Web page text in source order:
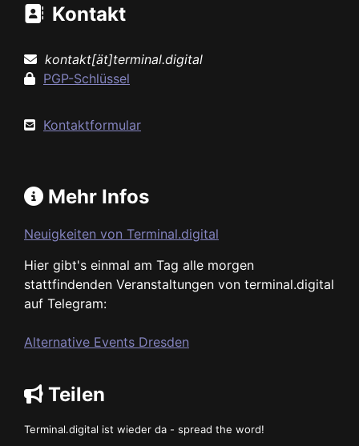
Kontakt
kontakt[ät]terminal.digital
PGP-Schlüssel
Kontaktformular
Mehr Infos
Neuigkeiten von Terminal.digital
Hier gibt's einmal am Tag alle morgen
stattfindenden Veranstaltungen von terminal.digital
auf Telegram:
Alternative Events Dresden
Teilen
Terminal.digital ist wieder da - spread the word!